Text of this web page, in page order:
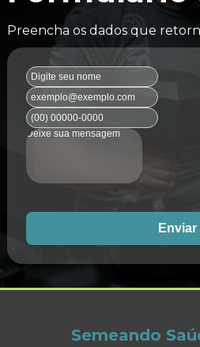
Preencha os dados que
Enviar
Semeando